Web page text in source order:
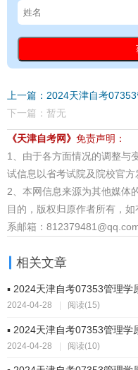
上一篇：2024天津自考
下一篇：暂无
《天津自考网》 免责声明：
1、由于各方面情况的调整与
试信息以省考试院及院校官方
2、本网信息来源为其他媒体
目的，版权归原作者所有，
系邮箱：812379481@qq.com
相关文章
▪ 2024天津自考07353管理学
2024-04-28 | 阅读(15)
▪ 2024天津自考07353管理学
2024-04-28 | 阅读(10)